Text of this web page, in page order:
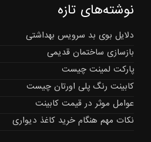
نوشته‌های تازه
دلایل بوی بد سرویس بهداشتی
بازسازی ساختمان قدیمی
پارکت لمینت چیست
کابینت رنگ پلی اورتان چیست
عوامل موثر در قیمت کابینت
نکات مهم هنگام خرید کاغذ دیواری